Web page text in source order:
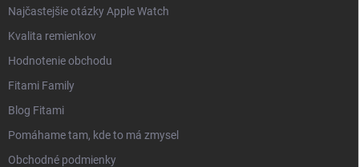
Najčastejšie otázky Apple Watch
Kvalita remienkov
Hodnotenie obchodu
Fitami Family
Blog Fitami
Pomáhame tam, kde to má zmysel
Obchodné podmienky